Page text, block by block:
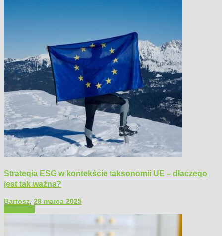
Strategia ESG w kontekście taksonomii UE – dlaczego
jest tak ważna?
Bartosz, 28 marca 2025